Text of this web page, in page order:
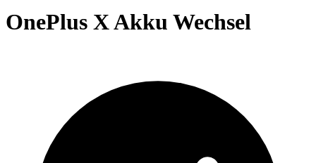
OnePlus X Akku Wechsel